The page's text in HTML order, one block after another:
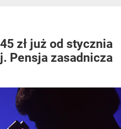
zł już od stycznia
Pensja zasadnicza